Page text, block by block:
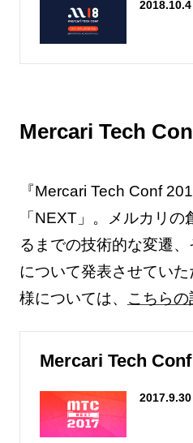
2018.10.4
Mercari Tech
『Mercari Tech Conf
「NEXT」。メルカリ
るまでの技術的な変遷
について発表させてい
様については、
こちらの
Mercari Tech
2017.9.30